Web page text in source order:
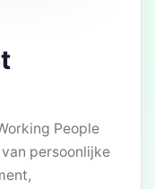
People
persoonlijke